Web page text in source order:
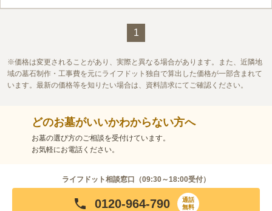
この霊園はまだ誰からも評価されていません。
1
価格は変更されることがあり、実際と異なる場合があります。また、近隣地
域の墓石制作・工事費を元にライフドット独自で算出した価格が一部含まれて
います。最新の価格等を知りたい場合は、資料請求にてご確認ください。
どのお墓がいいかわからない方へ
お墓の選び方のご相談を受付けています。
お気軽にお電話ください。
ライフドット相談窓口（09:30～18:00受付）
0120-964-790
通話
無料